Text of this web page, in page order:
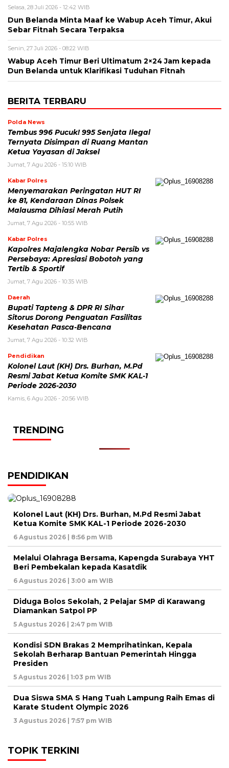
Selasa, 28 Juli 2026 - 12:42 WIB
Dun Belanda Minta Maaf ke Wabup Aceh Timur, Akui
Sebar Fitnah Secara Terpaksa
Senin, 27 Juli 2026 - 08:22 WIB
Wabup Aceh Timur Beri Ultimatum 2×24 Jam kepada
Dun Belanda untuk Klarifikasi Tuduhan Fitnah
BERITA TERBARU
Polda News
Tembus 996 Pucuk! 995 Senjata Ilegal
Ternyata Disimpan di Ruang Mantan
Ketua Yayasan di Jaksel
Jumat, 7 Agu 2026 - 15:10 WIB
Kabar Polres
Menyemarakan Peringatan HUT RI
ke 81, Kendaraan Dinas Polsek
Malausma Dihiasi Merah Putih
Jumat, 7 Agu 2026 - 10:55 WIB
Kabar Polres
Kapolres Majalengka Nobar Persib vs
Persebaya: Apresiasi Bobotoh yang
Tertib & Sportif
Jumat, 7 Agu 2026 - 10:35 WIB
Daerah
Bupati Tapteng & DPR RI Sihar
Sitorus Dorong Penguatan Fasilitas
Kesehatan Pasca-Bencana
Jumat, 7 Agu 2026 - 10:32 WIB
Pendidikan
Kolonel Laut (KH) Drs. Burhan, M.Pd
Resmi Jabat Ketua Komite SMK KAL-1
Periode 2026-2030
Kamis, 6 Agu 2026 - 20:56 WIB
TRENDING
PENDIDIKAN
Kolonel Laut (KH) Drs. Burhan, M.Pd Resmi Jabat
Ketua Komite SMK KAL-1 Periode 2026-2030
6 Agustus 2026 | 8:56 pm WIB
Melalui Olahraga Bersama, Kapengda Surabaya YHT
Beri Pembekalan kepada Kasatdik
6 Agustus 2026 | 3:00 am WIB
Diduga Bolos Sekolah, 2 Pelajar SMP di Karawang
Diamankan Satpol PP
5 Agustus 2026 | 2:47 pm WIB
Kondisi SDN Brakas 2 Memprihatinkan, Kepala
Sekolah Berharap Bantuan Pemerintah Hingga
Presiden
5 Agustus 2026 | 1:03 pm WIB
Dua Siswa SMA S Hang Tuah Lampung Raih Emas di
Karate Student Olympic 2026
3 Agustus 2026 | 7:57 pm WIB
TOPIK TERKINI